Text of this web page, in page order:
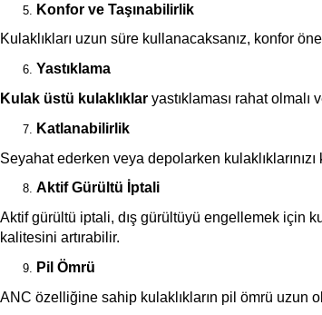
Konfor ve Taşınabilirlik
Kulaklıkları uzun süre kullanacaksanız, konfor
Yastıklama
Kulak üstü kulaklıklar yastıklaması rahat olmalı
Katlanabilirlik
Seyahat ederken veya depolarken
Aktif Gürültü İptali
Aktif gürültü iptali, dış gürültüyü engellemek için
kalitesini artırabilir.
Pil Ömrü
ANC özelliğine sahip kulaklıkların pil ömrü uzun